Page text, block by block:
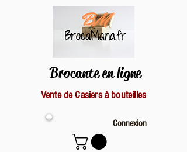
Brocante en ligne
Vente de Casiers à bouteilles
Connexion